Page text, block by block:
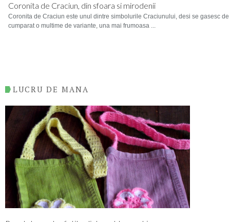
Coronita de Craciun, din sfoara si mirodenii
Coronita de Craciun este unul dintre simbolurile Craciunului, desi se gasesc de
cumparat o multime de variante, una mai frumoasa ...
LUCRU DE MANA